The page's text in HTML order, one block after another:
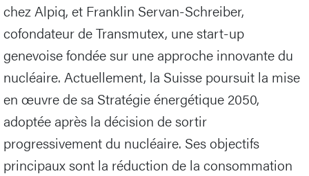
chez Alpiq, et Franklin Servan-Schreiber,
cofondateur de Transmutex, une start-up
genevoise fondée sur une approche innovante du
nucléaire. Actuellement, la Suisse poursuit la mise
en œuvre de sa Stratégie énergétique 2050,
adoptée après la décision de sortir
progressivement du nucléaire. Ses objectifs
principaux sont la réduction de la consommation